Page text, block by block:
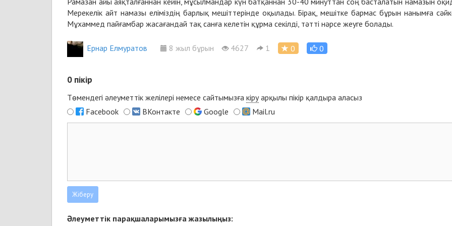
Мерекелік айт намазы еліміздің барлық мешіттерінде оқылады. Бірақ, мешітке бармас бұрын нанымға
Мұхаммед пайғамбар жасағандай тақ санға келетін құрма секілді, тәтті нәрсе жеуге болады.
Ернар Елмуратов 8 жыл бұрын 4627 1 0 0
0 пікір
Төмендегі әлеуметтік желілері немесе сайтымызға кіруарқылы пікір қалдыра аласыз
Facebook
ВКонтакте Google Mail.ru
Әлеуметтік парақшаларымызға жазылыңыз: